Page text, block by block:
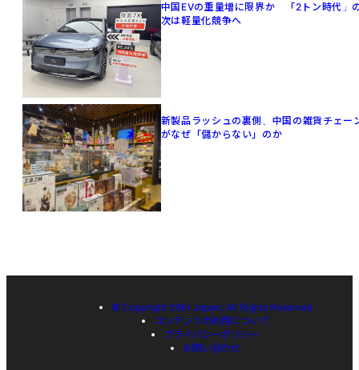
中国EVの重量増に限界か 「2トン時代」
次は軽量化競争へ
新製品ラッシュの裏側、中国の雑貨チェー
がなぜ「儲からない」のか
© Copyright 36Kr Japan, All Rights Reserved
コンテンツの利用について
プライバシーポリシー
お問い合わせ